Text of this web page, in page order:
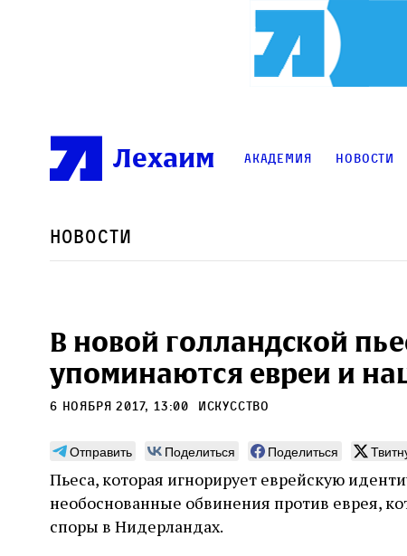
Лехаим Академия Новости
Новости
В новой голландской
упоминаются евреи и
6 ноября 2017, 13:00 искусство
Отправить Поделиться Поделиться
Пьеса, которая игнорирует еврейскую
необоснованные обвинения против еврея,
споры в Нидерландах.
Монтажник фирмы «Топф